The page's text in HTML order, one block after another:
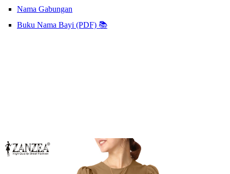
Nama Gabungan
Buku Nama Bayi (PDF) 📚